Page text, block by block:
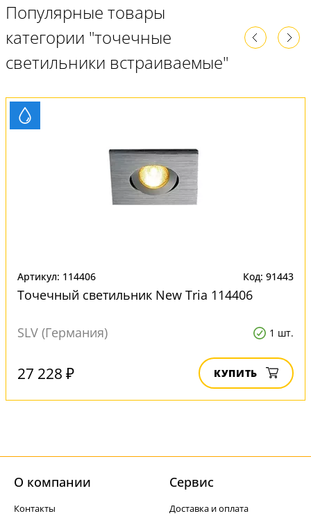
Популярные товары
категории "точечные
светильники встраиваемые"
Артикул: 114406 Код: 91443
Точечный светильник New Tria 114406
SLV (Германия) 1 шт.
27 228 ₽ КУПИТЬ
О компании
Контакты
Cервис
Доставка и оплата